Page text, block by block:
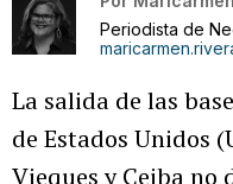
Periodista de
La salida de las
de Estados Unidos
Vieques y Ceiba no